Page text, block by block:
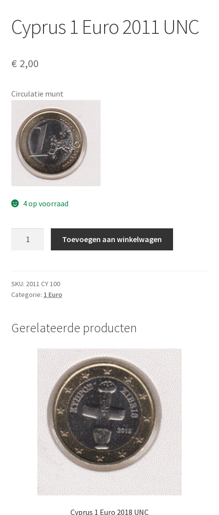
Privacybeleid PMH Enibas
Cyprus 1 Euro 2011 UNC
€ 2,00
Circulatie munt
4 op voorraad
UNC
aantal
Toevoegen aan winkelwagen
SKU: 2011 CY 100
Categorie: 1 Euro
Gerelateerde producten
Cyprus 1 Euro 2018 UNC